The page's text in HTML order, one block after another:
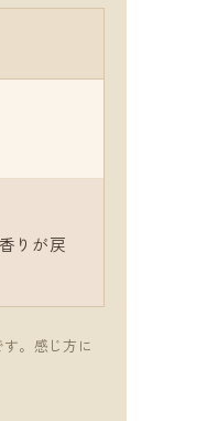
りが戻
。感じ方に